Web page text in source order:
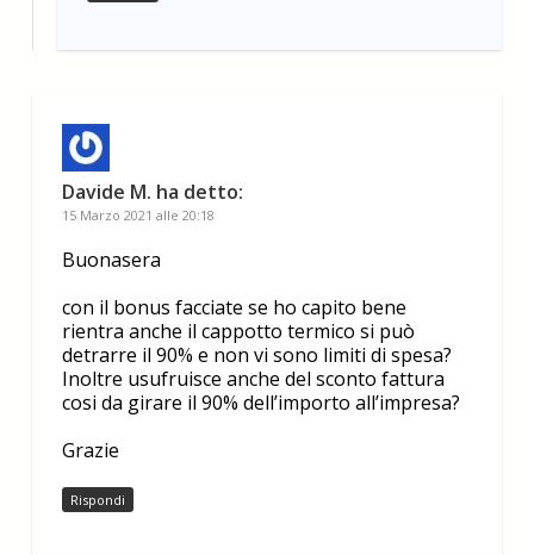
Davide M. ha detto:
15 Marzo 2021 alle 20:18
Buonasera
con il bonus facciate se ho capito bene
rientra anche il cappotto termico si può
detrarre il 90% e non vi sono limiti di spesa?
Inoltre usufruisce anche del sconto fattura
cosi da girare il 90% dell’importo all’impresa?
Grazie
Rispondi